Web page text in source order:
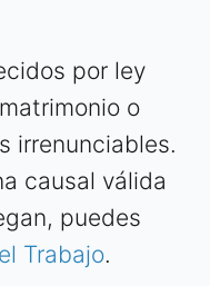
por ley
o
irrenunciables.
causal válida
puedes
Trabajo.